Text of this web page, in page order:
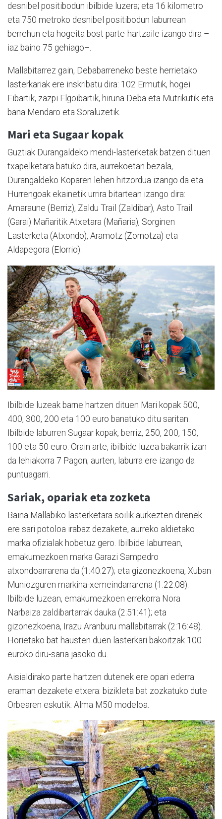
desnibel positibodun ibilbide luzera; eta 16 kilometro
eta 750 metroko desnibel positibodun laburrean
berrehun eta hogeita bost parte-hartzaile izango dira –
iaz baino 75 gehiago–.
Mallabitarrez gain, Debabarreneko beste herrietako
lasterkariak ere inskribatu dira: 102 Ermutik, hogei
Eibartik, zazpi Elgoibartik, hiruna Deba eta Mutrikutik eta
bana Mendaro eta Soraluzetik.
Mari eta Sugaar kopak
Guztiak Durangaldeko mendi-lasterketak batzen dituen
txapelketara batuko dira, aurrekoetan bezala,
Durangaldeko Koparen lehen hitzordua izango da eta.
Hurrengoak ekainetik urrira bitartean izango dira:
Amaraune (Berriz), Zaldu Trail (Zaldibar), Asto Trail
(Garai) Mañaritik Atxetara (Mañaria), Sorginen
Lasterketa (Atxondo), Aramotz (Zornotza) eta
Aldapegora (Elorrio).
Ibilbide luzeak barne hartzen dituen Mari kopak 500,
400, 300, 200 eta 100 euro banatuko ditu saritan.
Ibilbide laburren Sugaar kopak, berriz, 250, 200, 150,
100 eta 50 euro. Orain arte, ibilbide luzea bakarrik izan
da lehiakorra 7 Pagon; aurten, laburra ere izango da
puntuagarri.
Sariak, opariak eta zozketa
Baina Mallabiko lasterketara soilik aurkezten direnek
ere sari potoloa irabaz dezakete, aurreko aldietako
marka ofizialak hobetuz gero. Ibilbide laburrean,
emakumezkoen marka Garazi Sampedro
atxondoarrarena da (1:40:27); eta gizonezkoena, Xuban
Muniozguren markina-xemeindarrarena (1:22:08).
Ibilbide luzean, emakumezkoen errekorra Nora
Narbaiza zaldibartarrak dauka (2:51:41); eta
gizonezkoena, Irazu Aranburu mallabitarrak (2:16:48).
Horietako bat hausten duen lasterkari bakoitzak 100
euroko diru-saria jasoko du.
Aisialdirako parte hartzen dutenek ere opari ederra
eraman dezakete etxera: bizikleta bat zozkatuko dute
Orbearen eskutik: Alma M50 modeloa.